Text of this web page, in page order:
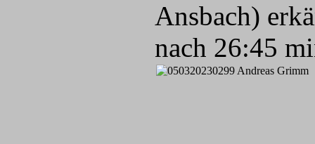
Ansbach)
nach 26:45